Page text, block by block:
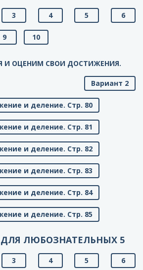
3 4 5 6
9 10
И ОЦЕНИМ СВОИ ДОСТИЖЕНИЯ.
Вариант 2
и деление. Стр. 80
и деление. Стр. 81
и деление. Стр. 82
и деление. Стр. 83
и деление. Стр. 84
и деление. Стр. 85
ЛЮБОЗНАТЕЛЬНЫХ 5
3 4 5 6